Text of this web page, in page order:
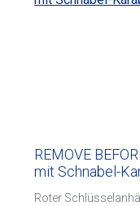
REMOVE
mit Schnabel-
Roter